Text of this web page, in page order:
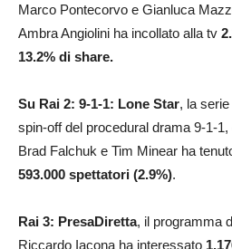
Marco Pontecorvo e Gianluca
Ambra Angiolini ha incollato alla tv
13.2% di share.
Su Rai 2: 9-1-1: Lone Star, la
spin-off del procedural drama 9-1-
Brad Falchuk e Tim Minear ha
593.000 spettatori (2.9%).
Rai 3: PresaDiretta, il programma
Riccardo Iacona ha interessato